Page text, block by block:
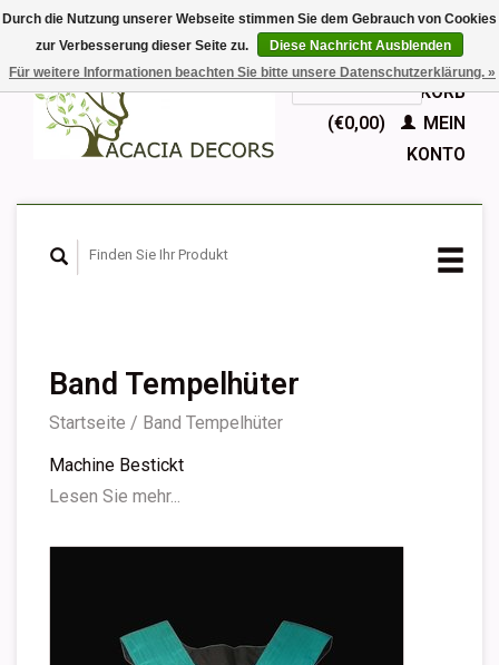
EUR
GBPDeutsch
Nederlands
English
IHR WARENKORB
(€0,00)
MEIN
KONTO
Band Tempelhüter
Startseite / Band Tempelhüter
Machine Bestickt
Lesen Sie mehr...
Durch die Nutzung unserer Webseite stimmen Sie dem Gebrauch von Cookies
zur Verbesserung dieser Seite zu.
Diese Nachricht Ausblenden
Für weitere Informationen beachten Sie bitte unsere Datenschutzerklärung. »